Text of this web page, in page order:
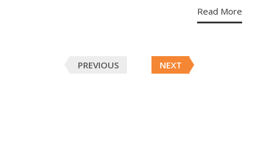
Read More
navigation
PREVIOUS NEXT